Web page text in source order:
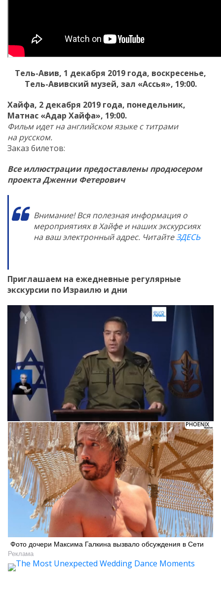
Тель-Авив, 1 декабря 2019 года, воскресенье,
Тель-Авивский музей, зал «Ассья», 19:00.
Хайфа, 2 декабря 2019 года, понедельник,
Матнас «Адар Хайфа», 19:00.
Фильм идет на английском языке с титрами
на русском.
Заказ билетов:
Все иллюстрации предоставлены продюсером
проекта Дженни Фетерович
Внимание! Вся полезная информация о
мероприятиях в Хайфе и наших экскурсиях
на ваш электронный адрес. ЧитайтеЗДЕСЬ
Приглашаем на ежедневные регулярные
экскурсии по Израилю и дни
Фото дочери Максима Галкина вызвало обсуждения в Сети
Реклама